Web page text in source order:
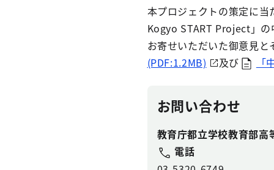
本プロジェクトの策定に
Kogyo START Project」の
お寄せいただいた御意見
(PDF:1.2MB)
及び
お問い合わせ
教育庁都立学校教育部
電話